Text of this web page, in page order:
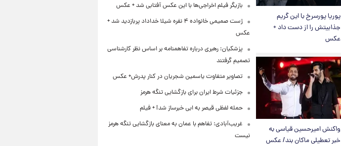
پوریا پورسرخ با این گریم
جذابیتش را از دست داد +
عکس
واکنش امیرحسین قیاسی به
خبر تعطیلی ماکان بند/ عکس
بازیگر فیلم اخراجی‌ها با این عکس آفتابی شد + عکس
ژست صمیمی خانواده ۴ نفره شیلا خداداد پربازدید شد +
عکس
پزشکیان: رهبری درباره تفاهمنامه بر اساس نظر کارشناسی
تصمیم گرفتند
تصاویر متفاوت یاسمین شجریان در کنار پدرش+ عکس
جزئیات شرط ایران برای بازگشایی تنگه هرمز
حمله لفظی قیصر به ابی خبرساز شد! + فیلم
غریب‌آبادی: تفاهم با عمان به معنای بازگشایی تنگه هرمز
نیست